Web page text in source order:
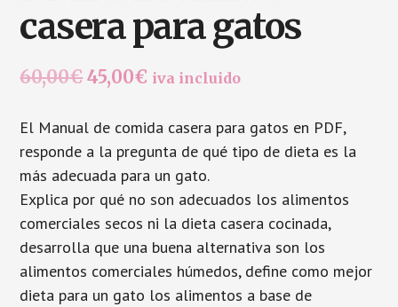
casera para gatos
60,00€El
original
era:
60,00€.
45,00€ El
actual
es:
45,00€.
iva incluido
El Manual de comida casera para gatos en PDF,
responde a la pregunta de qué tipo de dieta es la
más adecuada para un gato.
Explica por qué no son adecuados los alimentos
comerciales secos ni la dieta casera cocinada,
desarrolla que una buena alternativa son los
alimentos comerciales húmedos, define como mejor
dieta para un gato los alimentos a base de